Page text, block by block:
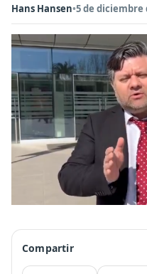
Hans Hansen•5 de diciembre
Compartir